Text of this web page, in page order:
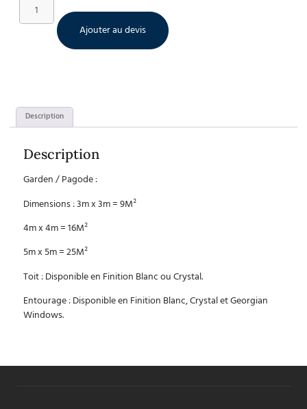
Ajouter au devis
Description
Description
Garden / Pagode :
Dimensions : 3m x 3m = 9M²
4m x 4m = 16M²
5m x 5m = 25M²
Toit : Disponible en Finition Blanc ou Crystal.
Entourage : Disponible en Finition Blanc, Crystal et Georgian
Windows.